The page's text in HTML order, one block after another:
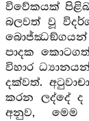
විවේකයක්
බලවත් වූ
බොජ්ඣඞ්ගයන්
පාදක
විහාර
දක්වත්.
කරන ලද්දේ
අනුව, මෙම